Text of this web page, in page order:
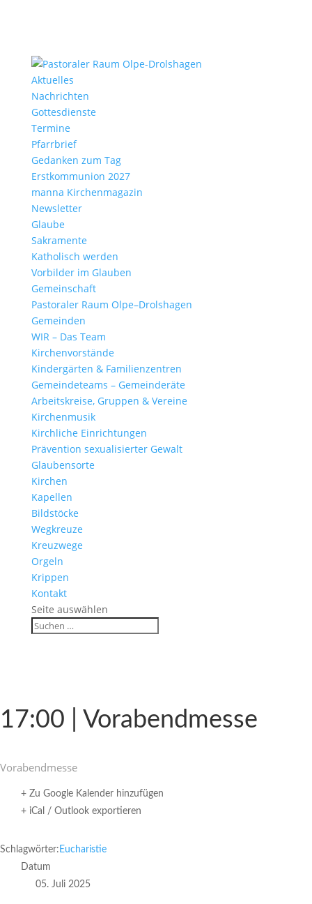
Aktu­elles
Nach­richten
Gottes­dienste
Termine
Pfarr­brief
Gedanken zum Tag
Erst­kom­mu­nion 2027
manna Kirchen­ma­gazin
News­letter
Glaube
Sakra­mente
Katho­lisch werden
Vorbilder im Glauben
Gemein­schaft
Pasto­raler Raum Olpe–Drolshagen
Gemeinden
WIR – Das Team
Kirchen­vor­stände
Kinder­gärten & Familienzentren
Gemein­de­teams – Gemeinderäte
Arbeits­kreise, Gruppen & Vereine
Kirchen­musik
Kirch­liche Einrichtungen
Präven­tion sexua­li­sierter Gewalt
Glau­ben­s­orte
Kirchen
Kapellen
Bild­stöcke
Wegkreuze
Kreuz­wege
Orgeln
Krippen
Kontakt
Seite auswählen
17:00 | Vorabendmesse
Vorabend­messe
+ Zu Google Kalender hinzufügen
+ iCal / Outlook exportieren
Schlagwörter: Eucharistie
Datum
05. Juli 2025